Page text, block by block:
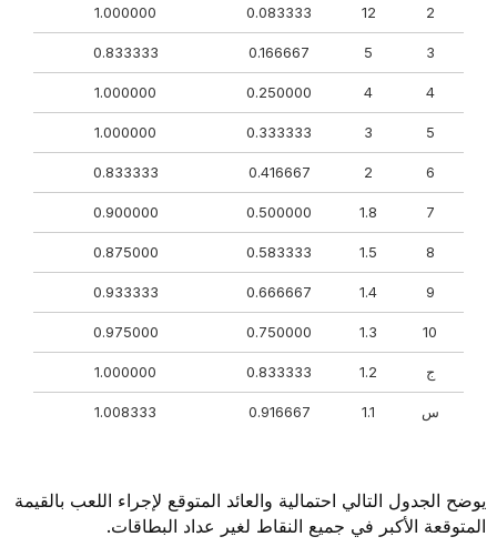
12
0.083333
1.000000
0.166667
0.833333
4
0.250000
1.000000
0.333333
1.000000
0.416667
0.833333
1.8
0.500000
0.900000
1.5
0.583333
0.875000
1.4
0.666667
0.933333
10
1.3
0.750000
0.975000
1.2
0.833333
1.000000
س 1.1
0.916667
1.008333
يوضح الجدول التالي احتمالية والعائد المتوقع لإجراء اللعب بالقيمة
المتوقعة الأكبر في جميع النقاط لغير عداد البطاقات.